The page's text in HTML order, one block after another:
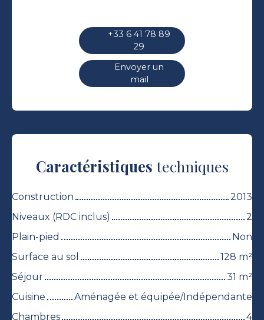
+33 6 41 78 89
29
Envoyer un
mail
Caractéristiques techniques
Construction
2013
Niveaux (RDC inclus)
2
Plain-pied
Non
Surface au sol
128 m²
Séjour
31 m²
Cuisine
Aménagée et équipée/Indépendante
Chambres
4